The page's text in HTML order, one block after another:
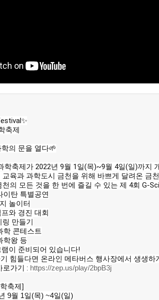
축제
의 문을 열다🌱
학축제가 2022년 9월 1일(목)~9월 4일(일)까지
육과 과학도시 금천을 위해 바쁘게 달려온 금
의 모든 것을 한 번에 즐길 수 있는 제 4회 G-
이탄 특별공연
놀이터
와 경진 대회
링 만들기
학 콘테스트
학왕 등
이 준비되어 있습니다!
힘들다면 온라인 메타버스 행사장에서 생생하
가기 : https://zep.us/play/2bpB3j
축제]
9월 1일(목) ~4일(일)